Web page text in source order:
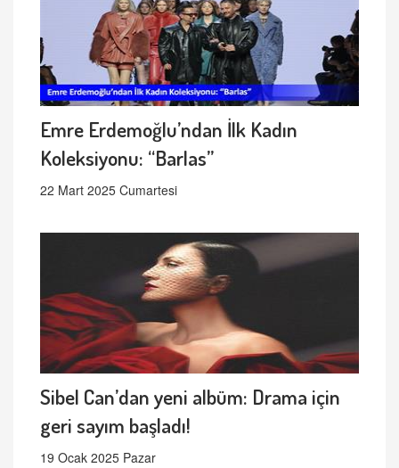
Emre Erdemoğlu’ndan İlk Kadın
Koleksiyonu: “Barlas”
22 Mart 2025 Cumartesi
Sibel Can’dan yeni albüm: Drama için
geri sayım başladı!
19 Ocak 2025 Pazar